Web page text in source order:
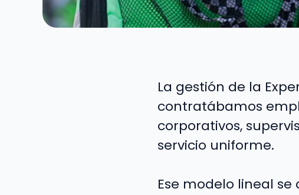
La gestión de la
contratábamos
corporativos,
servicio uniforme.
Ese modelo lineal se